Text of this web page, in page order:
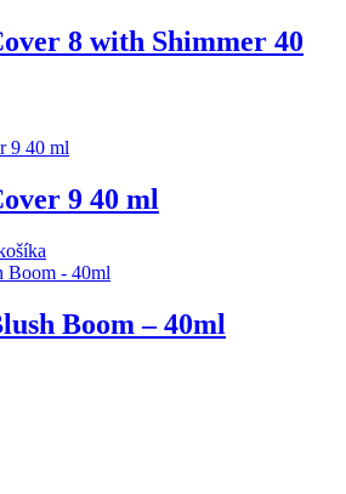
8 with Shimmer 40
9 40 ml
Boom – 40ml